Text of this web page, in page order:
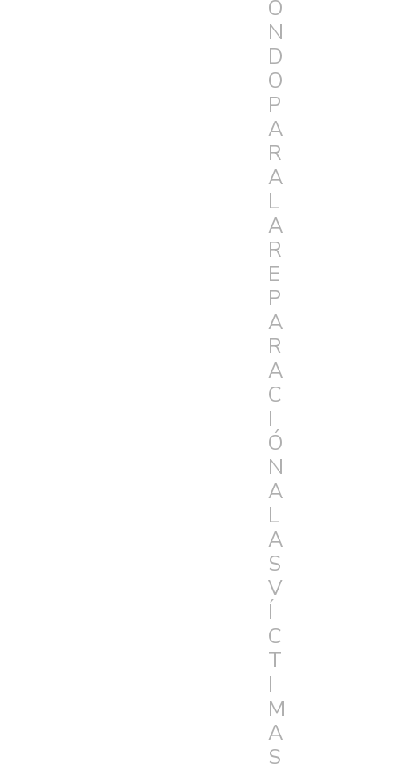
O
N
D
O
P
A
R
A
L
A
R
E
P
A
R
A
C
I
Ó
N
A
L
A
S
V
Í
C
T
I
M
A
S